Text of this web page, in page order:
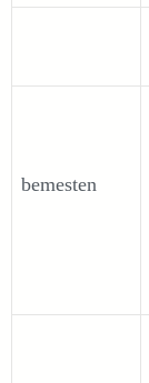
bemesten